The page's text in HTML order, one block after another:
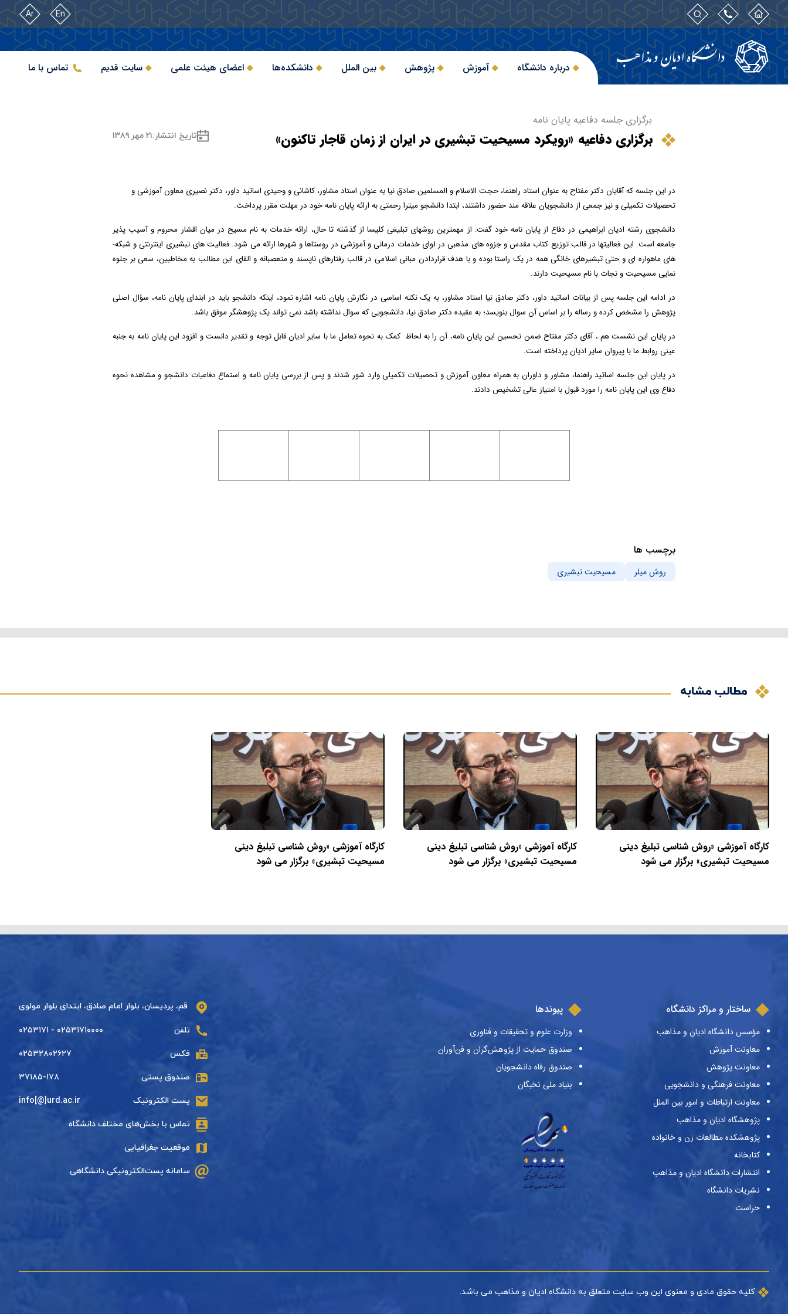
En
Ar
درباره دانشگاه آموزش پژوهش بین الملل دانشکده‌ها اعضای هیئت علمی سایت قدیم تماس با ما
برگزاری جلسه دفاعیه پایان نامه
برگزاری دفاعیه «رویکرد مسیحیت تبشیری در ایران از زمان قاجار تاکنون» تاریخ انتشار:۲۱ مهر ۱۳۸۹
در این جلسه که آقایان دکتر مفتاح به عنوان استاد راهنما، حجت الاسلام و المسلمین صادق نیا به عنوان استاد مشاور، کاشانی و وحیدی اساتید داور، دکتر نصیری معاون آموزشی و
تحصیلات تکمیلی و نیز جمعی از دانشجویان علاقه مند حضور داشتند، ابتدا دانشجو میترا رحمتی به ارائه پایان نامه خود در مهلت مقرر پرداخت.
دانشجوی رشته ادیان ابراهیمی در دفاع از پایان نامه خود گفت: از مهم­ترین روش­های تبلیغی کلیسا از گذشته تا حال، ارائه خدمات به نام مسیح در میان اقشار محروم و آسیب پذیر
جامعه است. این فعالیت­ها در قالب توزیع کتاب مقدس و جزوه­ های مذهبی در لوای خدمات درمانی و آموزشی در روستاها و شهرها ارائه می­ شود. فعالیت­ های تبشیری اینترنتی و شبکه­
های ماهواره­ ای و حتی تبشیرهای خانگی همه در یک راستا بوده و با هدف قراردادن مبانی اسلامی در قالب رفتارهای ناپسند و متعصبانه و القای این مطالب به مخاطبین، سعی بر جلوه
نمایی مسیحیت و نجات با نام مسیحیت دارند.
در ادامه این جلسه پس از بیانات اساتید داور، دکتر صادق نیا استاد مشاور، به یک نکته اساسی در نگارش پایان نامه اشاره نمود، اینکه دانشجو باید در ابتدای پایان نامه، سؤال اصلی
پژوهش را مشخص کرده و رساله را بر اساس آن سوال بنویسد؛ به عقیده دکتر صادق نیا، دانشجویی که سوال نداشته باشد نمی تواند یک پژوهشگر موفق باشد.
در پایان این نشست هم ، آقای دکتر مفتاح ضمن تحسین این پایان نامه، آن را به لحاظ کمک به نحوه تعامل ما با سایر ادیان قابل توجه و تقدیر دانست و افزود این پایان نامه به جنبه
عینی روابط ما با پیروان سایر ادیان پرداخته است.
در پایان این جلسه اساتید راهنما، مشاور و داوران به همراه معاون آموزش و تحصیلات تکمیلی وارد شور شدند و پس از بررسی پایان نامه و استماع دفاعیات دانشجو و مشاهده نحوه
دفاع وی این پایان نامه را مورد قبول با امتیاز عالی تشخیص دادند.
برچسب ها
روش میلر مسیحیت تبشیری
مطالب مشابه
کارگاه آموزشی «روش شناسی تبلیغ دینی
مسیحیت تبشیری» برگزار می شود
کارگاه آموزشی «روش شناسی تبلیغ دینی
مسیحیت تبشیری» برگزار می شود
کارگاه آموزشی «روش شناسی تبلیغ دینی
مسیحیت تبشیری» برگزار می شود
ساختار و مراکز دانشگاه
مؤسس دانشگاه ادیان و مذاهب
معاونت آموزش
معاونت پژوهش
معاونت فرهنگی و دانشجویی
معاونت ارتباطات و امور بین الملل
پژوهشگاه ادیان و مذاهب
پژوهشکده مطالعات زن و خانواده
کتابخانه
انتشارات دانشگاه ادیان و مذاهب
نشریات دانشگاه
حراست
پیوندها
وزارت علوم و تحقیقات و فناوری
صندوق حمایت از پژوهش‌گران و فن‌آوران
صندوق رفاه دانشجویان
بنیاد ملی نخبگان
قم، پردیسان، بلوار امام صادق، ابتدای بلوار مولوی
تلفن ۰۲۵۳۱۷۱۰۰۰۰ - ۰۲۵۳۱۷۱
فکس ۰۲۵۳۲۸۰۲۶۲۷
صندوق پستی ۳۷۱۸۵-۱۷۸
پست الکترونیک info[@]urd.ac.ir
تماس با بخش‌های مختلف دانشگاه
موقعیت جغرافیایی
سامانه پست‌الکترونیکی دانشگاهی
کلیه حقوق مادی و معنوی این وب سایت متعلق به دانشگاه ادیان و مذاهب می باشد.